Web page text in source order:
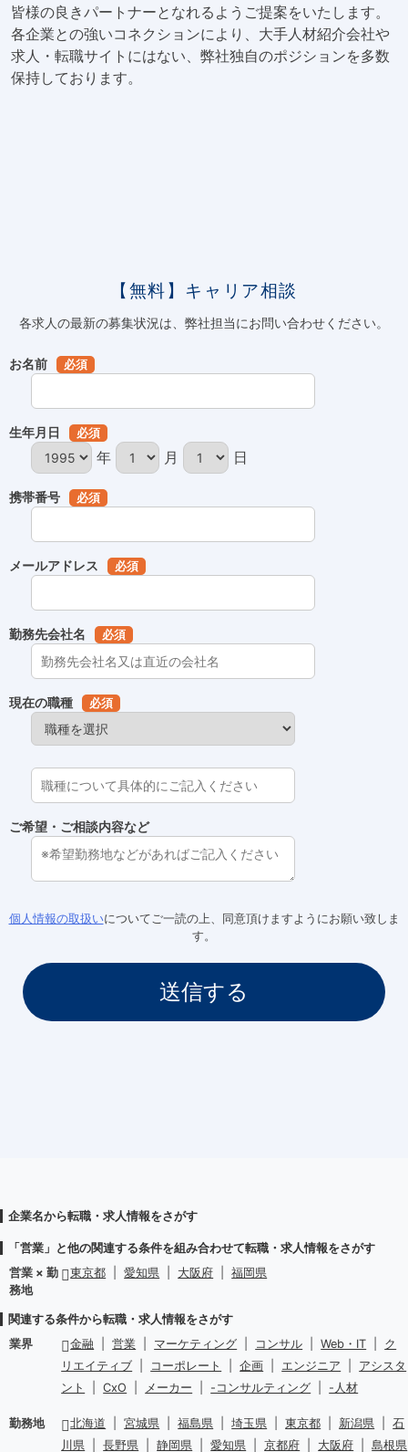
皆様の良きパートナーとなれるようご提案をいたします。
各企業との強いコネクションにより、大手人材紹介会社や
求人・転職サイトにはない、弊社独自のポジションを多数
保持しております。
【無料】キャリア相談
各求人の最新の募集状況は、弊社担当にお問い合わせください。
お名前 必須
生年月日 必須
年 月 日
携帯番号 必須
メールアドレス 必須
勤務先会社名 必須
現在の職種 必須
ご希望・ご相談内容など
個人情報の取扱いについてご一読の上、同意頂けますようにお願い致しま
す。
企業名から転職・求人情報をさがす
「営業」と他の関連する条件を組み合わせて転職・求人情報をさがす
営業 × 勤
務地
東京都 愛知県 大阪府 福岡県
関連する条件から転職・求人情報をさがす
業界
金融 営業 マーケティング コンサル Web・IT
ク
リエイティブ
コーポレート 企画 エンジニア
アシスタ
ント
CxO メーカー -コンサルティング -人材
勤務地 北海道 宮城県 福島県 埼玉県 東京都 新潟県
石
川県
長野県 静岡県 愛知県 京都府 大阪府 島根県